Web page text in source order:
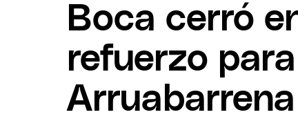
Boca cerró
refuerzo
Arruabarrena